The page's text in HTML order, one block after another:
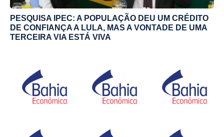
PESQUISA IPEC: A POPULAÇÃO DEU UM CRÉDITO
DE CONFIANÇA A LULA, MAS A VONTADE DE UMA
TERCEIRA VIA ESTÁ VIVA